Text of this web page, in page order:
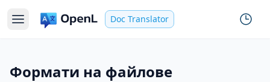
Doc Translator
Формати на файлове